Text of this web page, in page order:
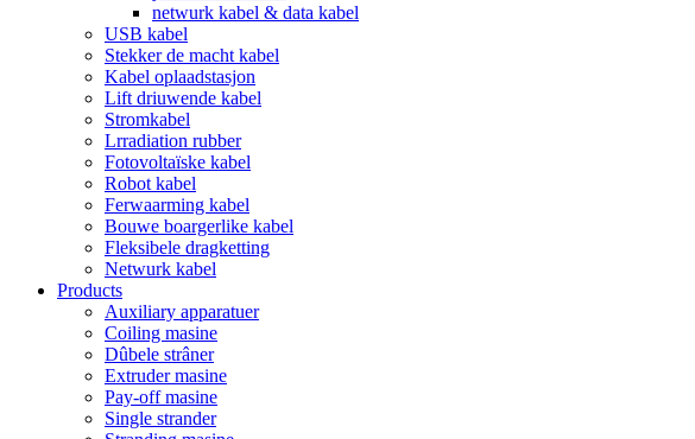
netwurk kabel & data kabel
USB kabel
Stekker de macht kabel
Kabel oplaadstasjon
Lift driuwende kabel
Stromkabel
Lrradiation rubber
Fotovoltaïske kabel
Robot kabel
Ferwaarming kabel
Bouwe boargerlike kabel
Fleksibele dragketting
Netwurk kabel
Products
Auxiliary apparatuer
Coiling masine
Dûbele strâner
Extruder masine
Pay-off masine
Single strander